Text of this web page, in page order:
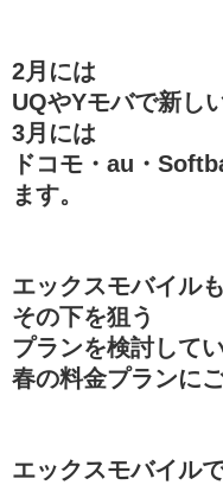
2月には
UQやYモバで新し
3月には
ドコモ・au・
ます。
エックスモバイル
その下を狙う
プランを検討してい
春の料金プランに
エックスモバイル